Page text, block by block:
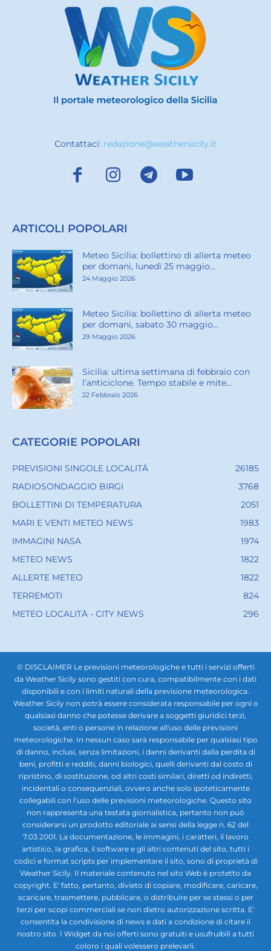
Contattaci: redazione@weathersicily.it
ARTICOLI POPOLARI
Meteo Sicilia: bollettino di allerta meteo
per domani, lunedì 25 maggio...
24 Maggio 2026
Meteo Sicilia: bollettino di allerta meteo
per domani, sabato 30 maggio...
29 Maggio 2026
Sicilia: ultima settimana di febbraio con
l’anticiclone. Tempo stabile e mite...
22 Febbraio 2026
CATEGORIE POPOLARI
PREVISIONI SINGOLE LOCALITÀ
26185
RADIOSONDAGGIO BIRGI
3768
BOLLETTINI DI TEMPERATURA
2051
MARI E VENTI METEO NEWS
1983
IMMAGINI NASA
1974
METEO NEWS
1822
ALLERTE METEO
1822
TERREMOTI
824
METEO LOCALITÀ - CITY NEWS
296
© DISCLAIMER Le previsioni meteorologiche e tutti i servizi offerti
da Weather Sicily sono gestiti con cura, compatibilmente con i dati
disponibili e con i limiti naturali della previsione meteorologica.
Weather Sicily non potrà essere considerata responsabile per ogni o
qualsiasi danno che potesse derivare a soggetti giuridici terzi,
società, enti o persone in relazione all'uso delle previsioni
meteorologiche. In nessun caso sarà responsabile per qualsiasi tipo
di danno, inclusi, senza limitazioni, i danni derivanti dalla perdita di
beni, profitti e redditi, danni biologici, quelli derivanti dal costo di
ripristino, di sostituzione, od altri costi similari, diretti od indiretti,
incidentali o consequenziali, ovvero anche solo ipoteticamente
collegabili con l’uso delle previsioni meteorologiche. Questo sito
non rappresenta una testata giornalistica, pertanto non può
considerarsi un prodotto editoriale ai sensi della legge n. 62 del
7.03.2001. La documentazione, le immagini, i caratteri, il lavoro
artistico, la grafica, il software e gli altri contenuti del sito, tutti i
codici e format scripts per implementare il sito, sono di proprietà di
Weather Sicily. Il materiale contenuto nel sito Web è protetto da
copyright. E' fatto, pertanto, divieto di copiare, modificare, caricare,
scaricare, trasmettere, pubblicare, o distribuire per se stessi o per
terzi per scopi commerciali se non dietro autorizzazione scritta. E'
consentita la condivisione di news e dati a condizione di citare il
nostro sito. I Widget da noi offerti sono gratuiti e usufruibili a tutti
coloro i quali volessero prelevarli.